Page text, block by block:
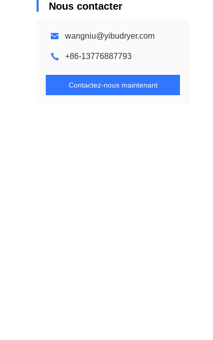
Nous contacter
wangniu@yibudryer.com
+86-13776887793
Contactez-nous maintenant